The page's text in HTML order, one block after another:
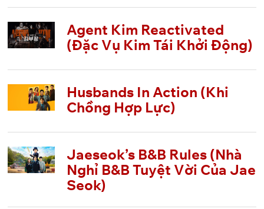
Agent Kim Reactivated
(Đặc Vụ Kim Tái Khởi Động)
Husbands In Action (Khi
Chồng Hợp Lực)
Jaeseok’s B&B Rules (Nhà
Nghỉ B&B Tuyệt Vời Của Jae
Seok)